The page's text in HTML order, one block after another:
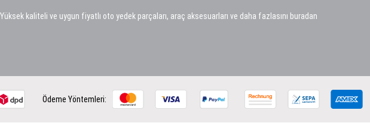
kaliteli ve uygun fiyatlı oto yedek parçaları, araç aksesuarları ve daha fazlasını buradan
Ödeme Yöntemleri: